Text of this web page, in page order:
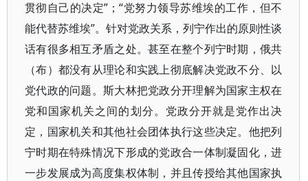
贯彻自己的决定”；“党努力领导苏维埃的工作，但不
能代替苏维埃”。针对党政关系，列宁作出的原则性谈
话有很多相互矛盾之处。甚至在整个列宁时期，俄共
（布）都没有从理论和实践上彻底解决党政不分、以
党代政的问题。斯大林把党政分开理解为国家主权在
党和国家机关之间的划分。党政分开就是党作出决
定，国家机关和其他社会团体执行这些决定。他把列
宁时期在特殊情况下形成的党政合一体制凝固化，进
一步发展成为高度集权体制，并且传授给其他国家执